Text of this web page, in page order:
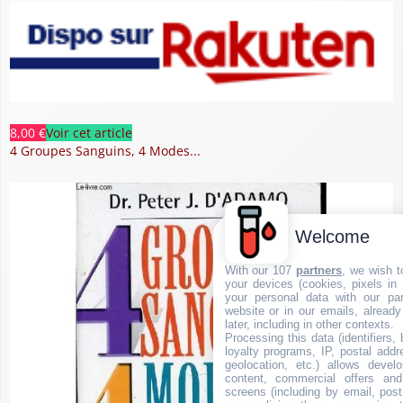
8,00 €Voir cet article
4 Groupes Sanguins, 4 Modes...
Welcome
With our 107 partners , we wish
your devices (cookies, pixels
your personal data with our
website or in our emails,
later, including in other contexts.
Processing this data (identifiers,
loyalty programs, IP, postal
geolocation, etc.) allows
content, commercial offers
screens (including by email,